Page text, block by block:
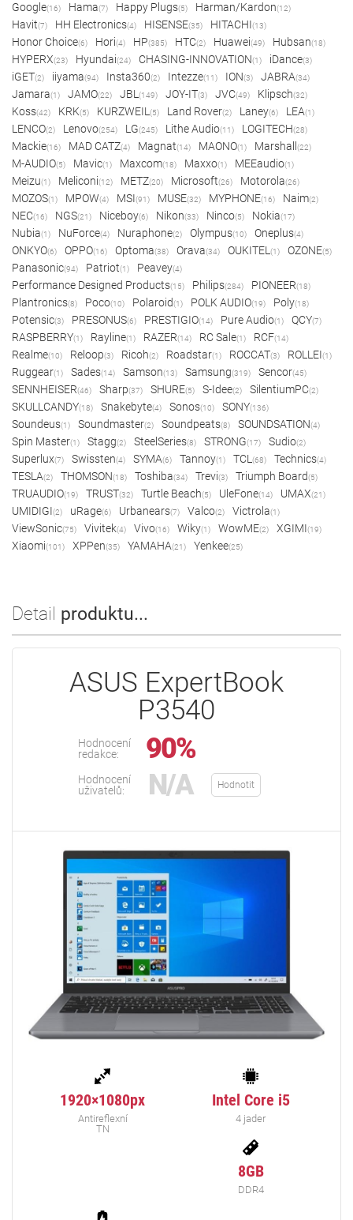
Google(16) Hama(7) Happy Plugs(5) Harman/Kardon(12)
Havit(7) HH Electronics(4) HISENSE(35) HITACHI(13)
Honor Choice(6) Hori(4) HP(385) HTC(2) Huawei(49) Hubsan(18)
HYPERX(23) Hyundai(24) CHASING-INNOVATION(1) iDance(3)
iGET(2) iiyama(94) Insta360(2) Intezze(11) ION(3) JABRA(34)
Jamara(1) JAMO(22) JBL (149) JOY-IT(3) JVC(49) Klipsch(32)
Koss(42) KRK(5) KURZWEIL (5) Land Rover(2) Laney(6) LEA(1)
LENCO(2) Lenovo(254) LG(245) Lithe Audio(11) LOGITECH(28)
Mackie(16) MAD CATZ(4) Magnat(14) MAONO(1) Marshall (22)
M-AUDIO(5) Mavic(1) Maxcom(18) Maxxo(1) MEEaudio(1)
Meizu(1) Meliconi(12) METZ(20) Microsoft(26) Motorola(26)
MOZOS(1) MPOW(4) MSI(91) MUSE(32) MYPHONE(16) Naim(2)
NEC(16) NGS(21) Niceboy(6) Nikon(33) Ninco(5) Nokia(17)
Nubia(1) NuForce(4) Nuraphone(2) Olympus(10) Oneplus(4)
ONKYO(6) OPPO(16) Optoma(38) Orava(34) OUKITEL (1) OZONE(5)
Panasonic(94) Patriot(1) Peavey(4)
Performance Designed Products(15) Philips(284) PIONEER(18)
Plantronics(8) Poco(10) Polaroid(1) POLK AUDIO(19) Poly(18)
Potensic(3) PRESONUS(6) PRESTIGIO(14) Pure Audio(1) QCY(7)
RASPBERRY(1) Rayline(1) RAZER(14) RC Sale(1) RCF(14)
Realme(10) Reloop(3) Ricoh(2) Roadstar(1) ROCCAT(3) ROLLEI(1)
Ruggear(1) Sades(14) Samson(13) Samsung(319) Sencor(45)
SENNHEISER(46) Sharp(37) SHURE(5) S-Idee(2) SilentiumPC(2)
SKULLCANDY(18) Snakebyte(4) Sonos(10) SONY(136)
Soundeus(1) Soundmaster(2) Soundpeats(8) SOUNDSATION(4)
Spin Master(1) Stagg(2) SteelSeries(8) STRONG(17) Sudio(2)
Superlux(7) Swissten(4) SYMA(6) Tannoy(1) TCL (68) Technics(4)
TESLA(2) THOMSON(18) Toshiba(34) Trevi(3) Triumph Board(5)
TRUAUDIO(19) TRUST(32) Turtle Beach(5) UleFone(14) UMAX(21)
UMIDIGI(2) uRage(6) Urbanears(7) Valco(2) Victrola(1)
ViewSonic(75) Vivitek(4) Vivo(16) Wiky(1) WowME(2) XGIMI(19)
Xiaomi(101) XPPen(35) YAMAHA(21) Yenkee(25)
Detail produktu...
ASUS ExpertBook
P3540
Hodnocení
redakce:
90%
Hodnocení
uživatelů:
N/A Hodnotit
1920×1080px
Antireflexní
TN
Intel Core i5
4 jader
8GB
DDR4